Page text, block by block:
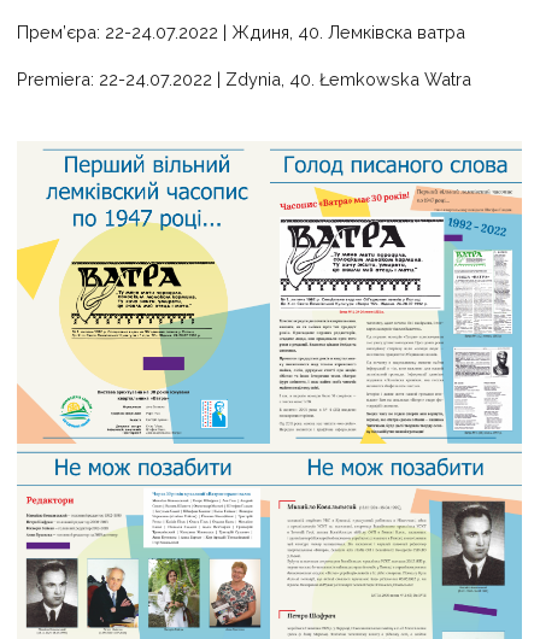
Прем’єра: 22-24.07.2022 | Ждиня, 40. Лемківскa ватрa
Premiera: 22-24.07.2022 | Zdynia, 40. Łemkowska Watra